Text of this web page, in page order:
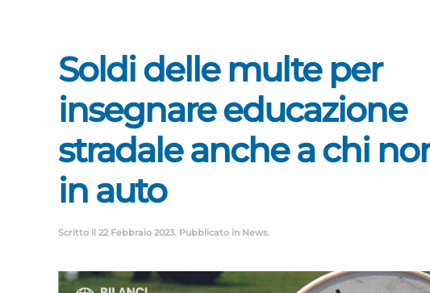
Soldi delle multe per
insegnare educazione
stradale anche a chi
in auto
Scritto il 22 Febbraio 2023. Pubblicato in News.